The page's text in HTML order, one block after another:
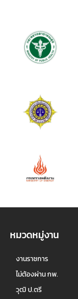
หมวดหมู่งาน
งานราชการ
ไม่ต้องผ่าน กพ.
วุฒิ ป.ตรี